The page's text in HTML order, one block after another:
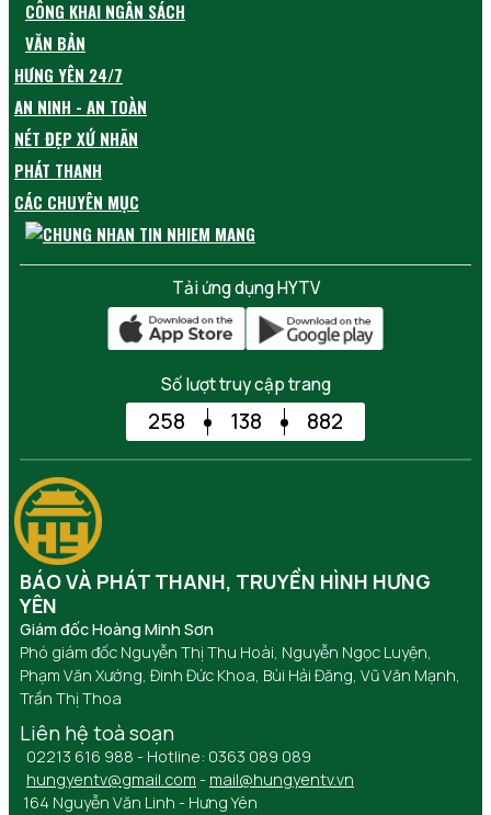
CÔNG KHAI NGÂN SÁCH
VĂN BẢN
HƯNG YÊN 24/7
AN NINH - AN TOÀN
NÉT ĐẸP XỨ NHÃN
PHÁT THANH
CÁC CHUYÊN MỤC
Tải ứng dụng HYTV
Số lượt truy cập trang
258 138 882
BÁO VÀ PHÁT THANH, TRUYỀN HÌNH HƯNG
YÊN
Giám đốc Hoàng Minh Sơn
Phó giám đốc Nguyễn Thị Thu Hoài, Nguyễn Ngọc Luyện,
Phạm Văn Xướng, Đinh Đức Khoa, Bùi Hải Đăng, Vũ Văn Mạnh,
Trần Thị Thoa
Liên hệ toà soạn
02213 616 988 - Hotline: 0363 089 089
hungyentv@gmail.com - mail@hungyentv.vn
164 Nguyễn Văn Linh - Hưng Yên